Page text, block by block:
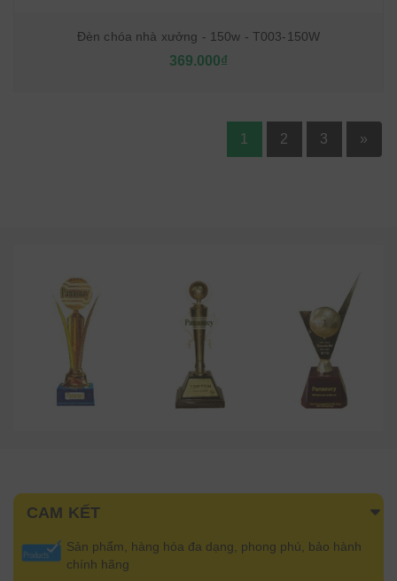
Đèn chóa nhà xưởng - 150w - T003-150W
369.000₫
1 2 3 »
CAM KẾT
Sản phẩm, hàng hóa đa dạng, phong phú, bảo hành
chính hãng